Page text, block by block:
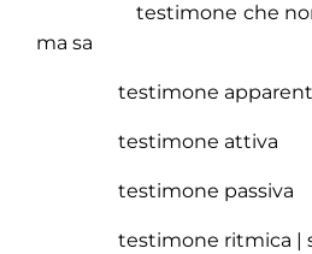
testimone che non
ma sa
testimone
testimone attiva
testimone passiva
testimone ritmica |